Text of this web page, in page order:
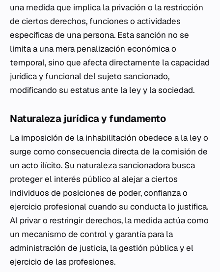
una medida que implica la privación o la restricción
de ciertos derechos, funciones o actividades
específicas de una persona. Esta sanción no se
limita a una mera penalización económica o
temporal, sino que afecta directamente la capacidad
jurídica y funcional del sujeto sancionado,
modificando su estatus ante la ley y la sociedad.
Naturaleza jurídica y fundamento
La imposición de la inhabilitación obedece a la ley o
surge como consecuencia directa de la comisión de
un acto ilícito. Su naturaleza sancionadora busca
proteger el interés público al alejar a ciertos
individuos de posiciones de poder, confianza o
ejercicio profesional cuando su conducta lo justifica.
Al privar o restringir derechos, la medida actúa como
un mecanismo de control y garantía para la
administración de justicia, la gestión pública y el
ejercicio de las profesiones.